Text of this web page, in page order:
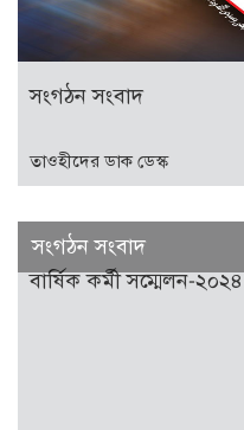
সংগঠন সংবাদ
তাওহীদের ডাক ডেস্ক
সংগঠন সংবাদ
বার্ষিক কর্মী সম্মেলন-২০২৪